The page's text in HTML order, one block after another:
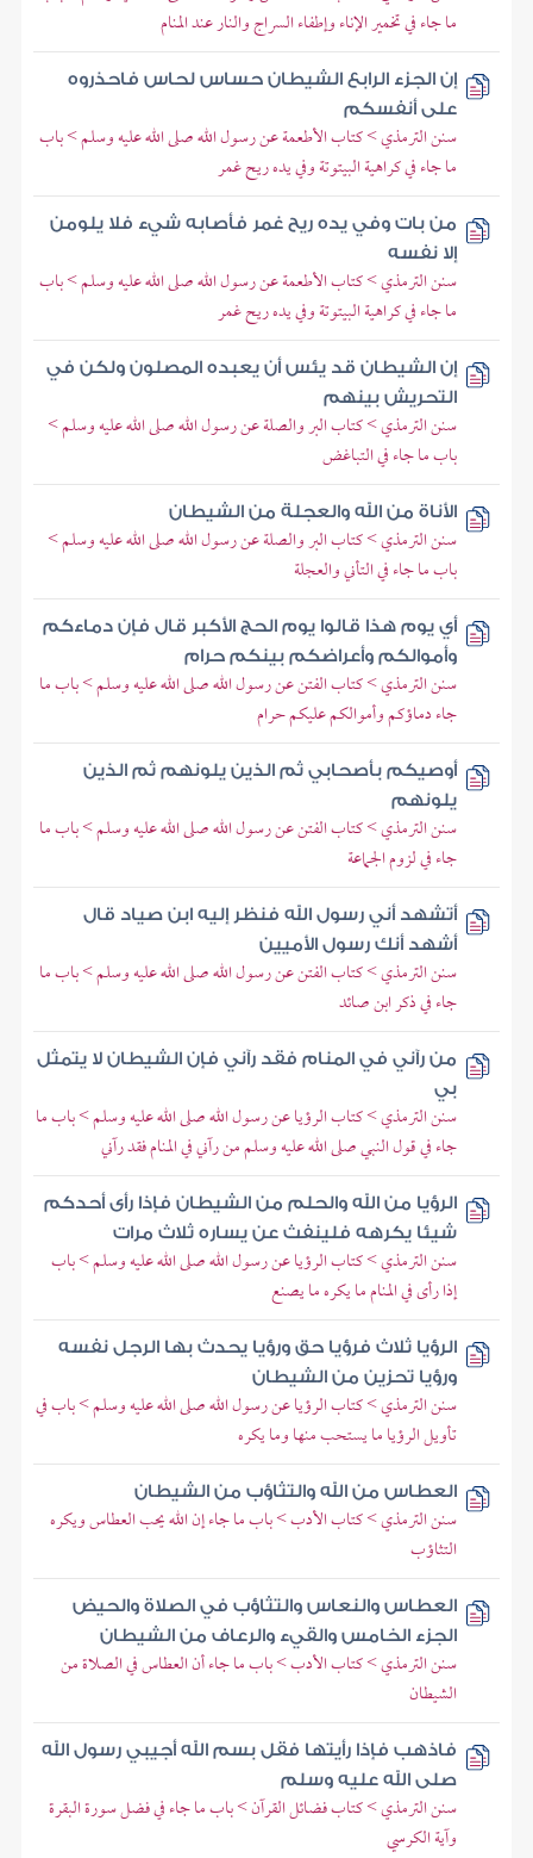
ما جاء في تخمير الإناء وإطفاء السراج والنار عند المنام
إن الجزء الرابع الشيطان حساس لحاس فاحذروه
على أنفسكم
سنن الترمذي > كتاب الأطعمة عن رسول الله صلى الله عليه وسلم > باب
ما جاء في كراهية البيتوتة وفي يده ريح غمر
من بات وفي يده ريح غمر فأصابه شيء فلا يلومن
إلا نفسه
سنن الترمذي > كتاب الأطعمة عن رسول الله صلى الله عليه وسلم > باب
ما جاء في كراهية البيتوتة وفي يده ريح غمر
إن الشيطان قد يئس أن يعبده المصلون ولكن في
التحريش بينهم
سنن الترمذي > كتاب البر والصلة عن رسول الله صلى الله عليه وسلم >
باب ما جاء في التباغض
الأناة من الله والعجلة من الشيطان
سنن الترمذي > كتاب البر والصلة عن رسول الله صلى الله عليه وسلم >
باب ما جاء في التأني والعجلة
أي يوم هذا قالوا يوم الحج الأكبر قال فإن دماءكم
وأموالكم وأعراضكم بينكم حرام
سنن الترمذي > كتاب الفتن عن رسول الله صلى الله عليه وسلم > باب ما
جاء دماؤكم وأموالكم عليكم حرام
أوصيكم بأصحابي ثم الذين يلونهم ثم الذين
يلونهم
سنن الترمذي > كتاب الفتن عن رسول الله صلى الله عليه وسلم > باب ما
جاء في لزوم الجماعة
أتشهد أني رسول الله فنظر إليه ابن صياد قال
أشهد أنك رسول الأميين
سنن الترمذي > كتاب الفتن عن رسول الله صلى الله عليه وسلم > باب ما
جاء في ذكر ابن صائد
من رآني في المنام فقد رآني فإن الشيطان لا يتمثل
بي
سنن الترمذي > كتاب الرؤيا عن رسول الله صلى الله عليه وسلم > باب ما
جاء في قول النبي صلى الله عليه وسلم من رآني في المنام فقد رآني
الرؤيا من الله والحلم من الشيطان فإذا رأى أحدكم
شيئا يكرهه فلينفث عن يساره ثلاث مرات
سنن الترمذي > كتاب الرؤيا عن رسول الله صلى الله عليه وسلم > باب
إذا رأى في المنام ما يكره ما يصنع
الرؤيا ثلاث فرؤيا حق ورؤيا يحدث بها الرجل نفسه
ورؤيا تحزين من الشيطان
سنن الترمذي > كتاب الرؤيا عن رسول الله صلى الله عليه وسلم > باب في
تأويل الرؤيا ما يستحب منها وما يكره
العطاس من الله والتثاؤب من الشيطان
سنن الترمذي > كتاب الأدب > باب ما جاء إن الله يحب العطاس ويكره
التثاؤب
العطاس والنعاس والتثاؤب في الصلاة والحيض
الجزء الخامس والقيء والرعاف من الشيطان
سنن الترمذي > كتاب الأدب > باب ما جاء أن العطاس في الصلاة من
الشيطان
فاذهب فإذا رأيتها فقل بسم الله أجيبي رسول الله
صلى الله عليه وسلم
سنن الترمذي > كتاب فضائل القرآن > باب ما جاء في فضل سورة البقرة
وآية الكرسي